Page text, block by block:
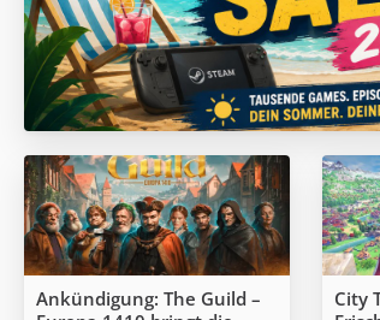
Ankündigung: The Guild –
City